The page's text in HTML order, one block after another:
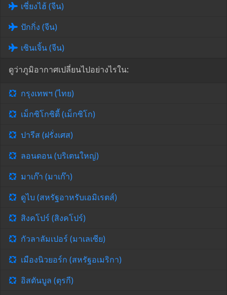
เซี่ยงไฮ้ (จีน)
ปักกิ่ง (จีน)
เซินเจิ้น (จีน)
ดูว่าภูมิอากาศเปลี่ยนไปอย่างไรใน:
กรุงเทพฯ (ไทย)
เม็กซิโกซิตี้ (เม็กซิโก)
ปารีส (ฝรั่งเศส)
ลอนดอน (บริเตนใหญ่)
มาเก๊า (มาเก๊า)
ดูไบ (สหรัฐอาหรับเอมิเรตส์)
สิงคโปร์ (สิงคโปร์)
กัวลาลัมเปอร์ (มาเลเซีย)
เมืองนิวยอร์ก (สหรัฐอเมริกา)
อิสตันบูล (ตุรกี)